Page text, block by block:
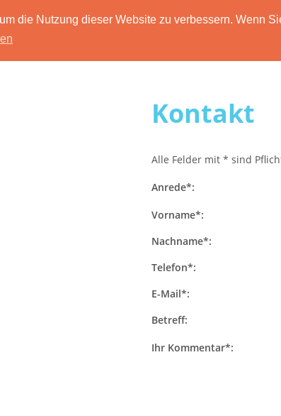
die Nutzung dieser Website zu verbessern. Wenn
HOME
Kontakt
Alle Felder mit * sind
Anrede*:
Vorname*:
Nachname*:
Telefon*:
E-Mail*:
Betreff:
Ihr Kommentar*: